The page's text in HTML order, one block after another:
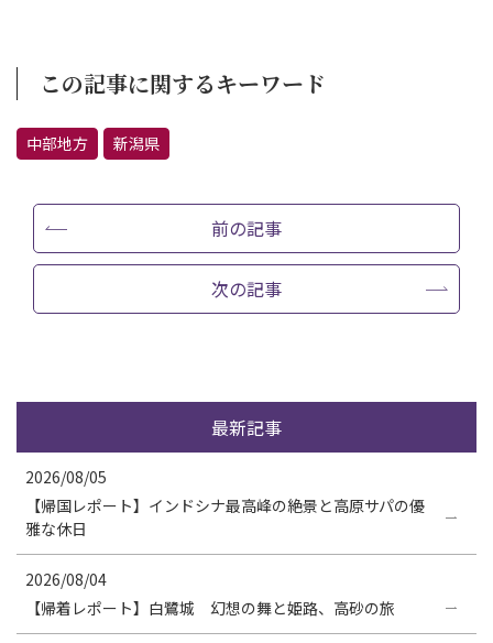
この記事に関するキーワード
中部地方 新潟県
前の記事
次の記事
最新記事
2026/08/05
【帰国レポート】インドシナ最高峰の絶景と高原サパの優
雅な休日
2026/08/04
【帰着レポート】白鷺城 幻想の舞と姫路、高砂の旅